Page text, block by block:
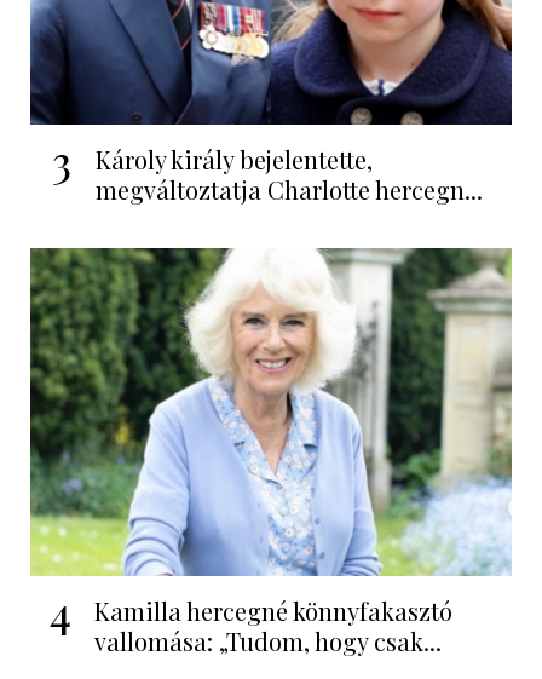
3
Károly király bejelentette,
megváltoztatja Charlotte hercegn...
4
Kamilla hercegné könnyfakasztó
vallomása: „Tudom, hogy csak...